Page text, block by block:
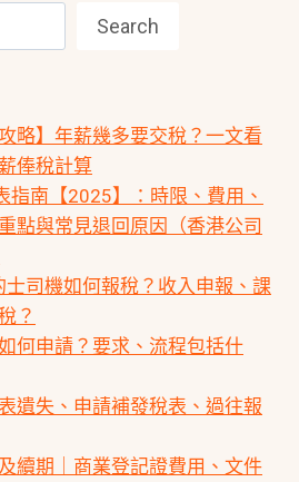
Search
略】年薪幾多要交稅？一文看
俸稅計算
指南【2025】：時限、費用、
點與常見退回原因（香港公司
司機如何報稅？收入申報、課
？
何申請？要求、流程包括什
遺失、申請補發稅表、過往報
續期｜商業登記證費用、文件